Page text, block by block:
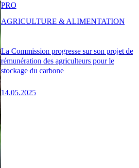
La Commission progresse sur son projet de
rémunération des agriculteurs pour le
stockage du carbone
14.05.2025
PRO
AGRICULTURE & ALIMENTATION